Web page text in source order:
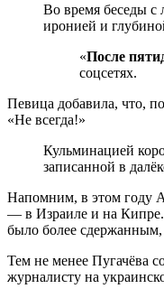
Во время беседы с
иронией и
«После
соцсетях.
Певица добавила, что,
«Не всегда!»
Кульминацией
записанной в
Напомним, в этом году
— в Израиле и на Кипре.
было более
Тем не менее Пугачёва
журналисту на